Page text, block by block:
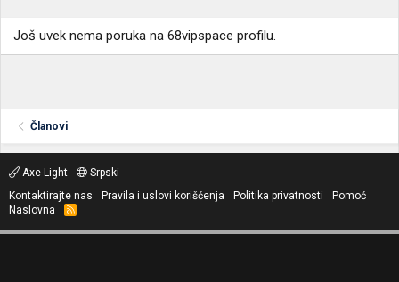
Još uvek nema poruka na 68vipspace profilu.
Članovi
Axe Light
Srpski
Kontaktirajte nas
Pravila i uslovi korišćenja Politika privatnosti
Pomoć
Naslovna
R
S